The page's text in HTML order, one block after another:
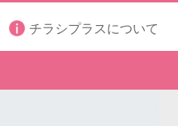
チラシプラスについて